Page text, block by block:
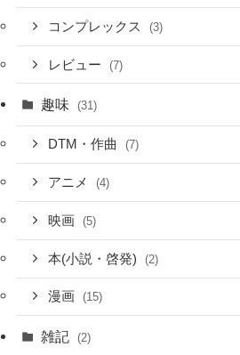
コンプレックス (3)
レビュー (7)
趣味 (31)
DTM・作曲 (7)
アニメ (4)
映画 (5)
本(小説・啓発) (2)
漫画 (15)
雑記 (2)